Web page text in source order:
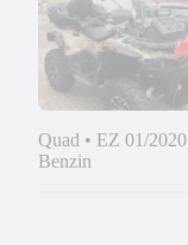
Quad • EZ 01/2020
Benzin